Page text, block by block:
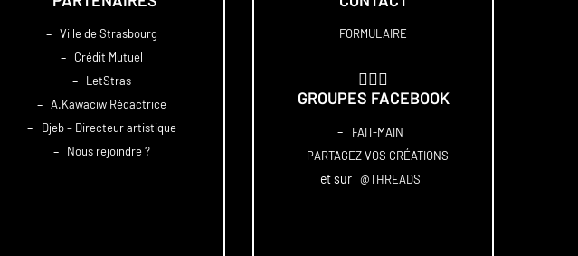
– Ville de Strasbourg
– Crédit Mutuel
– LetStras
– A.Kawaciw Rédactrice
– Djeb – Directeur artistique
– Nous rejoindre ?
FORMULAIRE
🏋🏻‍♀️
GROUPES FACEBOOK
– FAIT-MAIN
– PARTAGEZ VOS CRÉATIONS
et sur @THREADS